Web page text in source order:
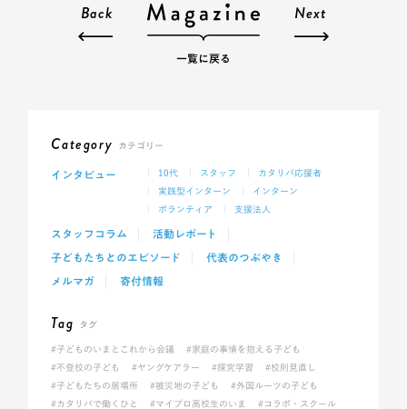
Back
一覧に戻る
Next
Category カテゴリー
インタビュー 10代 スタッフ
カタリバ応援者
実践型インターン
インターン
ボランティア
支援法人
スタッフコラム
活動レポート
子どもたちとのエピソード
代表のつぶやき
メルマガ
寄付情報
Tag タグ
#子どものいまとこれから会議
#家庭の事情を抱える子ども
#不登校の子ども
#ヤングケアラー #探究学習
#校則見直し
#子どもたちの居場所
#被災地の子ども
#外国ルーツの子ども
#カタリバで働くひと
#マイプロ高校生のいま
#コラボ・スクール